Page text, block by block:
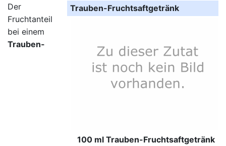
Wechseln zu: Navigation,Suche
Trauben-Fruchtsaftgetränk
100 ml Trauben-Fruchtsaftgetränk
Der
Fruchtanteil
bei einem
Trauben-